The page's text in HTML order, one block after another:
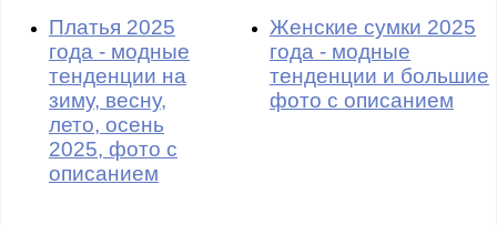
Платья 2025
года - модные
тенденции на
зиму, весну,
лето, осень
2025, фото с
описанием
Женские сумки 2025
года - модные
тенденции и большие
фото с описанием